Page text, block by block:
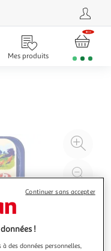
Mes produits
à
!
des données personnelles,
Continuer sans accepter